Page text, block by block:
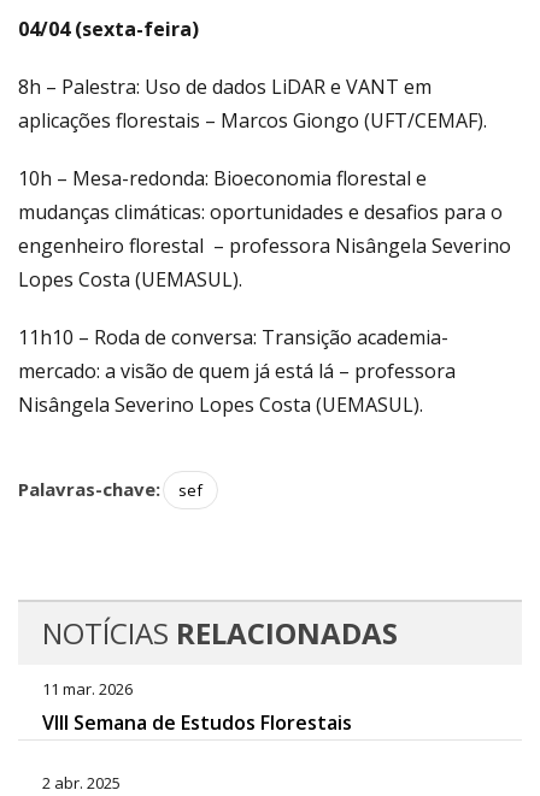
04/04 (sexta-feira)
8h – Palestra: Uso de dados LiDAR e VANT em
aplicações florestais – Marcos Giongo (UFT/CEMAF).
10h – Mesa-redonda: Bioeconomia florestal e
mudanças climáticas: oportunidades e desafios para o
engenheiro florestal – professora Nisângela Severino
Lopes Costa (UEMASUL).
11h10 – Roda de conversa: Transição academia-
mercado: a visão de quem já está lá – professora
Nisângela Severino Lopes Costa (UEMASUL).
Palavras-chave: sef
NOTÍCIAS RELACIONADAS
11 mar. 2026
VIII Semana de Estudos Florestais
2 abr. 2025